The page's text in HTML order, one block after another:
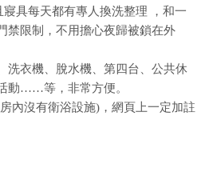
具每天都有專人換洗整理 ，和一
禁限制，不用擔心夜歸被鎖在外
洗衣機、脫水機、第四台、公共休
動……等，非常方便。
內沒有衛浴設施)，網頁上一定加註